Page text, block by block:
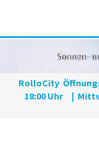
RolloCity
18:00 Uhr |